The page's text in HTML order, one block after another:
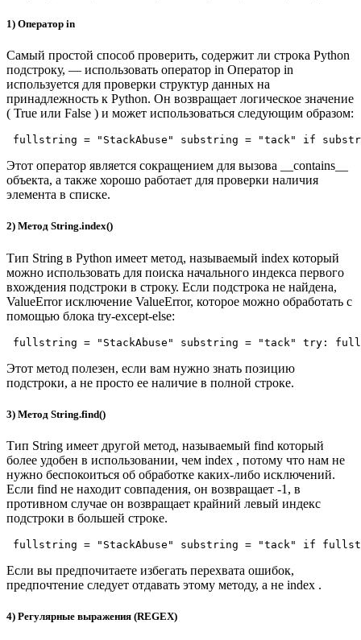
1) Оператор in
Самый простой способ проверить, содержит ли строка Python
подстроку, — использовать оператор in Оператор in
используется для проверки структур данных на
принадлежность к Python. Он возвращает логическое значение
( True или False ) и может использоваться следующим образом:
fullstring = "StackAbuse" substring = "tack" if
Этот оператор является сокращением для вызова __contains__
объекта, а также хорошо работает для проверки наличия
элемента в списке.
2) Метод String.index()
Тип String в Python имеет метод, называемый index который
можно использовать для поиска начального индекса первого
вхождения подстроки в строку. Если подстрока не найдена,
ValueError исключение ValueError, которое можно обработать с
помощью блока try-except-else:
fullstring = "StackAbuse" substring = "tack" try:
Этот метод полезен, если вам нужно знать позицию
подстроки, а не просто ее наличие в полной строке.
3) Метод String.find()
Тип String имеет другой метод, называемый find который
более удобен в использовании, чем index , потому что нам не
нужно беспокоиться об обработке каких-либо исключений.
Если find не находит совпадения, он возвращает -1, в
противном случае он возвращает крайний левый индекс
подстроки в большей строке.
fullstring = "StackAbuse" substring = "tack" if
Если вы предпочитаете избегать перехвата ошибок,
предпочтение следует отдавать этому методу, а не index .
4) Регулярные выражения (REGEX)